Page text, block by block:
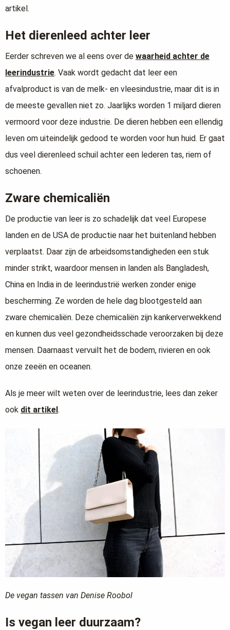
artikel.
Het dierenleed achter leer
Eerder schreven we al eens over de waarheid achter de
leerindustrie. Vaak wordt gedacht dat leer een
afvalproduct is van de melk- en vleesindustrie, maar dit is in
de meeste gevallen niet zo. Jaarlijks worden 1 miljard dieren
vermoord voor deze industrie. De dieren hebben een ellendig
leven om uiteindelijk gedood te worden voor hun huid. Er gaat
dus veel dierenleed schuil achter een lederen tas, riem of
schoenen.
Zware chemicaliën
De productie van leer is zo schadelijk dat veel Europese
landen en de USA de productie naar het buitenland hebben
verplaatst. Daar zijn de arbeidsomstandigheden een stuk
minder strikt, waardoor mensen in landen als Bangladesh,
China en India in de leerindustrië werken zonder enige
bescherming. Ze worden de hele dag blootgesteld aan
zware chemicaliën. Deze chemicaliën zijn kankerverwekkend
en kunnen dus veel gezondheidsschade veroorzaken bij deze
mensen. Daarnaast vervuilt het de bodem, rivieren en ook
onze zeeën en oceanen.
Als je meer wilt weten over de leerindustrie, lees dan zeker
ook dit artikel .
De vegan tassen van Denise Roobol
Is vegan leer duurzaam?